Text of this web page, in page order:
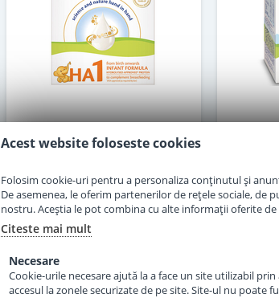
Combiotic hipoalergenic de la
in stoc
47
Adauga in cos
Acest website foloseste cookies
Folosim cookie-uri pentru a personaliza conținutul și
De asemenea, le oferim partenerilor de rețele sociale,
nostru. Aceștia le pot combina cu alte informații oferite
Citeste mai mult
Necesare
Cookie-urile necesare ajută la a face un site utilizabil
accesul la zonele securizate de pe site. Site-ul nu poate